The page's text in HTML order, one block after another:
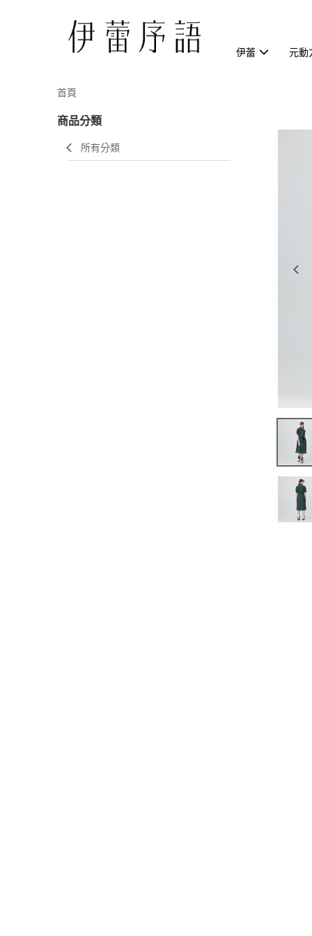
伊蕾 元動
首頁
商品分類
所有分類